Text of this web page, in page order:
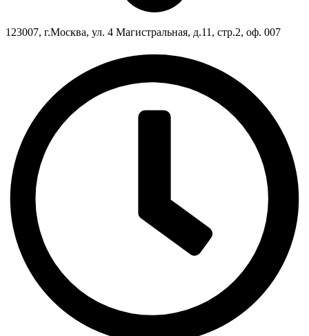
123007, г.Москва, ул. 4 Магистральная, д.11, стр.2, оф. 007